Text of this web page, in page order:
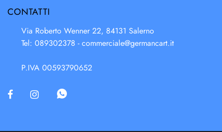
CONTATTI
Via Roberto Wenner 22, 84131 Salerno
Tel: 089302378 -commerciale@germancart.it
P.IVA 00593790652